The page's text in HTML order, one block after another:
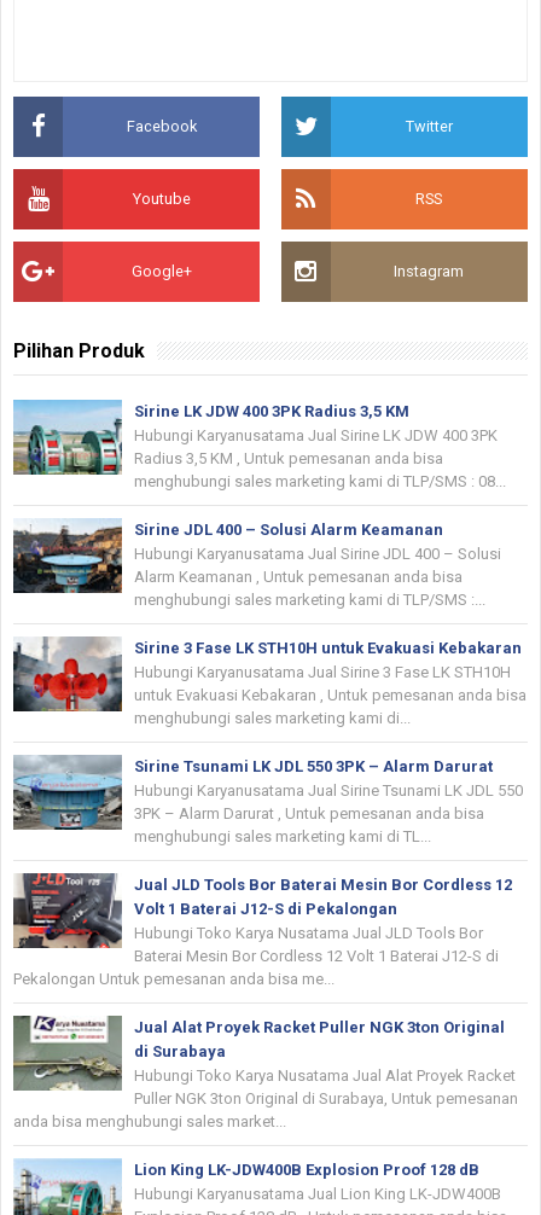
Facebook Twitter
Youtube RSS
Google+ Instagram
Pilihan Produk
Sirine LK JDW 400 3PK Radius 3,5 KM
Hubungi Karyanusatama Jual Sirine LK JDW 400 3PK
Radius 3,5 KM , Untuk pemesanan anda bisa
menghubungi sales marketing kami di TLP/SMS : 08...
Sirine JDL 400 – Solusi Alarm Keamanan
Hubungi Karyanusatama Jual Sirine JDL 400 – Solusi
Alarm Keamanan , Untuk pemesanan anda bisa
menghubungi sales marketing kami di TLP/SMS :...
Sirine 3 Fase LK STH10H untuk Evakuasi Kebakaran
Hubungi Karyanusatama Jual Sirine 3 Fase LK STH10H
untuk Evakuasi Kebakaran , Untuk pemesanan anda bisa
menghubungi sales marketing kami di...
Sirine Tsunami LK JDL 550 3PK – Alarm Darurat
Hubungi Karyanusatama Jual Sirine Tsunami LK JDL 550
3PK – Alarm Darurat , Untuk pemesanan anda bisa
menghubungi sales marketing kami di TL...
Jual JLD Tools Bor Baterai Mesin Bor Cordless 12
Volt 1 Baterai J12-S di Pekalongan
Hubungi Toko Karya Nusatama Jual JLD Tools Bor
Baterai Mesin Bor Cordless 12 Volt 1 Baterai J12-S di
Pekalongan Untuk pemesanan anda bisa me...
Jual Alat Proyek Racket Puller NGK 3ton Original
di Surabaya
Hubungi Toko Karya Nusatama Jual Alat Proyek Racket
Puller NGK 3ton Original di Surabaya, Untuk pemesanan
anda bisa menghubungi sales market...
Lion King LK-JDW400B Explosion Proof 128 dB
Hubungi Karyanusatama Jual Lion King LK-JDW400B